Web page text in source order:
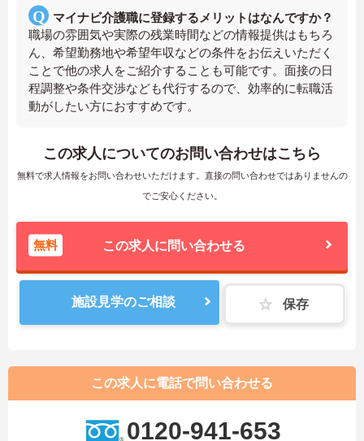
マイナビ介護職に登録するメリットはなんですか？
職場の雰囲気や実際の残業時間などの情報提供はもちろ
ん、希望勤務地や希望年収などの条件をお伝えいただく
ことで他の求人をご紹介することも可能です。面接の日
程調整や条件交渉なども代行するので、効率的に転職活
動がしたい方におすすめです。
この求人についてのお問い合わせはこちら
無料で求人情報をお問い合わせいただけます。直接の問い合わせではありませんの
でご安心ください。
無料 この求人に問い合わせる
施設見学のご相談 保存
この求人に電話で問い合わせる
0120-941-653